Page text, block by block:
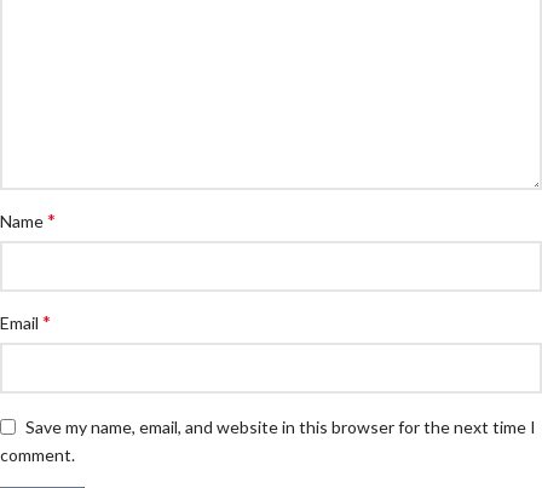
Name*
Email *
Save my name, email, and website in this browser for the next time I
comment.